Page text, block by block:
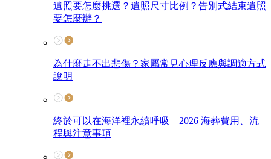
遺照要怎麼挑選？遺照尺寸比例？告別式結束遺照
要怎麼辦？
為什麼走不出悲傷？家屬常見心理反應與調適方式
說明
終於可以在海洋裡永續呼吸—2026 海葬費用、流
程與注意事項